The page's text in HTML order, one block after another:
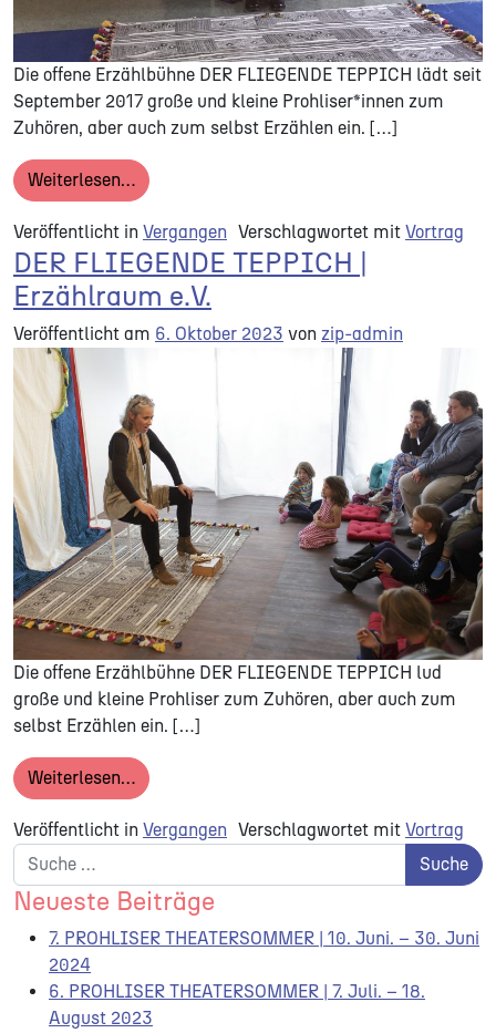
Die offene Erzählbühne DER FLIEGENDE TEPPICH lädt seit
September 2017 große und kleine Prohliser*innen zum
Zuhören, aber auch zum selbst Erzählen ein. […]
Weiterlesen… from Der Fliegende Teppich
Veröffentlicht in Vergangen Verschlagwortet mit Vortrag
DER FLIEGENDE TEPPICH |
Erzählraum e.V.
Veröffentlicht am 6. Oktober 2023 von zip-admin
Die offene Erzählbühne DER FLIEGENDE TEPPICH lud
große und kleine Prohliser zum Zuhören, aber auch zum
selbst Erzählen ein. […]
Weiterlesen…from DER FLIEGENDE TEPPICH | Erzählraum
Veröffentlicht in Vergangen Verschlagwortet mit Vortrag
Suche nach:
Neueste Beiträge
7. PROHLISER THEATERSOMMER | 10. Juni. – 30. Juni
2024
6. PROHLISER THEATERSOMMER | 7. Juli. – 18.
August 2023